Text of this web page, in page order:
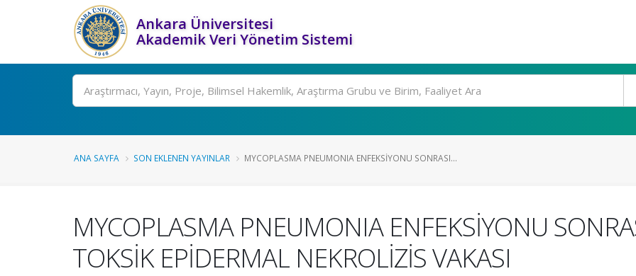
Ankara Üniversitesi
Akademik Veri Yönetim Sistemi
Ara
ANA SAYFA SON EKLENEN YAYINLAR MYCOPLASMA PNEUMONIA ENFEKSİYONU SONRASI...
MYCOPLASMA PNEUMONIA ENFEKSİYONU
TOKSİK EPİDERMAL NEKROLİZİS VAKASI